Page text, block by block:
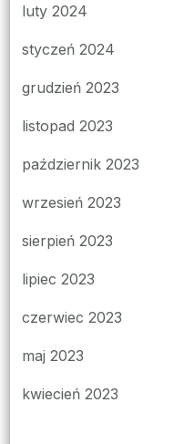
luty 2024
styczeń 2024
grudzień 2023
listopad 2023
październik 2023
wrzesień 2023
sierpień 2023
lipiec 2023
czerwiec 2023
maj 2023
kwiecień 2023